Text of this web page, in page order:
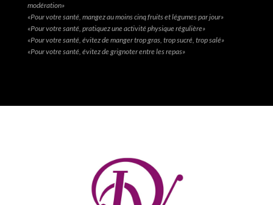
modération»
«Pour votre santé, mangez au moins cinq fruits et légumes par jour»
«Pour votre santé, pratiquez une activité physique régulière»
«Pour votre santé, évitez de manger trop gras, trop sucré, trop salé»
«Pour votre santé, évitez de grignoter entre les repas»